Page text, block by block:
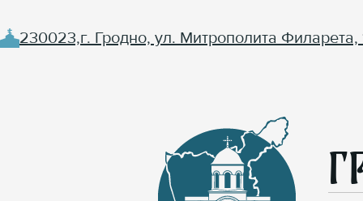
230023,г. Гродно, ул. Митрополита Филарета,